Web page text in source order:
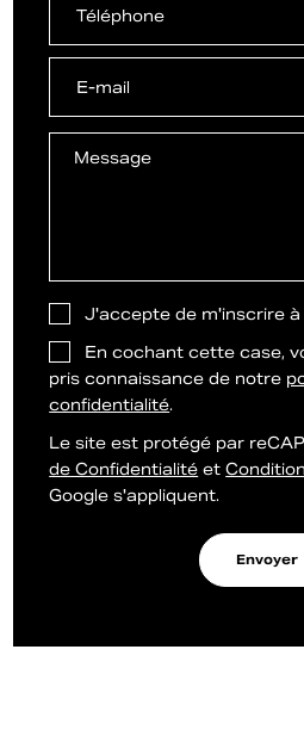
J'accepte de m'inscrire
En cochant cette case,
pris connaissance de notre
confidentialité.
Le site est protégé par
de Confidentialité et
Google s'appliquent.
Envoyer